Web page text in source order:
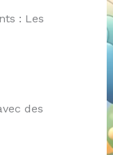
: Les
des